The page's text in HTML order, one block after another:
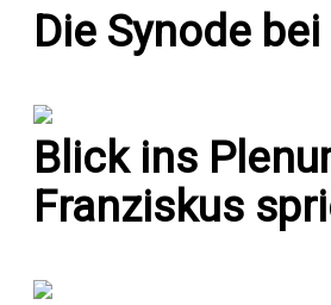
Die Synode
Blick ins
Franziskus